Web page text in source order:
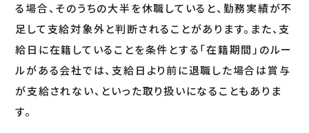
る場合、そのうちの大半を休職していると、勤務実績が不
足して支給対象外と判断されることがあります。また、支
給日に在籍していることを条件とする「在籍期間」のルー
ルがある会社では、支給日より前に退職した場合は賞与
が支給されない、といった取り扱いになることもありま
す。